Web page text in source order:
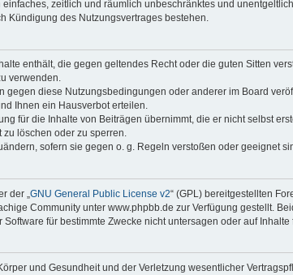
zeitlich und räumlich unbeschränktes und
Kündigung des Nutzungsvertrages bestehen.
enthält, die gegen geltendes Recht oder die guten Sitten
verwenden.
gegen diese Nutzungsbedingungen oder anderer im Board
Ihnen ein Hausverbot erteilen.
für die Inhalte von Beiträgen übernimmt, die er nicht selbst
zu löschen oder zu sperren.
sofern sie gegen o. g. Regeln verstoßen oder geeignet
der „ GNU General Public License v2“ (GPL) bereitgestellten
Community unter www.phpbb.de zur Verfügung gestellt.
für bestimmte Zwecke nicht untersagen oder auf Inhalte
und Gesundheit und der Verletzung wesentlicher